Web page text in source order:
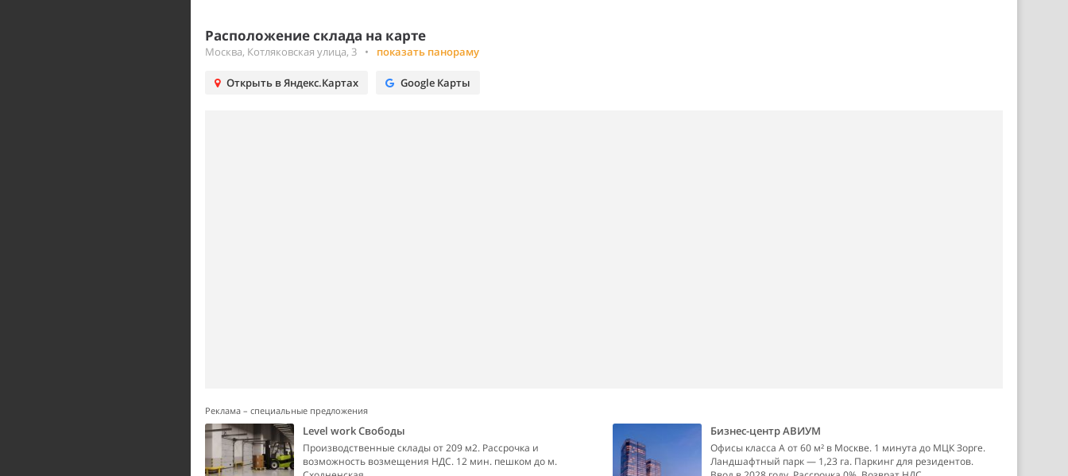
Расположение склада на карте
Москва, Котляковская улица, 3 • показать панораму
Открыть в Яндекс.Картах Google Карты
Реклама – специальные предложения
Level work Свободы
Производственные склады от 209 м2. Рассрочка и
возможность возмещения НДС. 12 мин. пешком до м.
Бизнес-центр АВИУМ
Офисы класса А от 60 м² в Москве. 1 минута до МЦК Зорге.
Ландшафтный парк — 1,23 га. Паркинг для резидентов.